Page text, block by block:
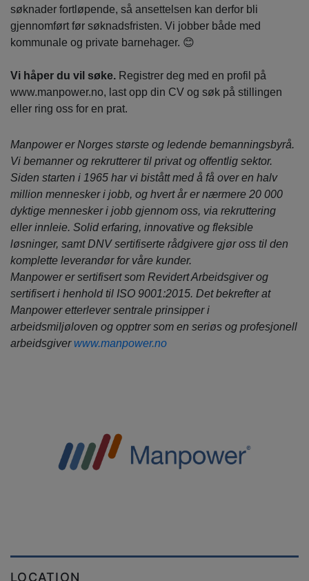
søknader fortløpende, så ansettelsen kan derfor bli
gjennomført før søknadsfristen. Vi jobber både med
kommunale og private barnehager. 😊
Vi håper du vil søke. Registrer deg med en profil på
www.manpower.no, last opp din CV og søk på stillingen
eller ring oss for en prat.
Manpower er Norges største og ledende bemanningsbyrå.
Vi bemanner og rekrutterer til privat og offentlig sektor.
Siden starten i 1965 har vi bistått med å få over en halv
million mennesker i jobb, og hvert år er nærmere 20 000
dyktige mennesker i jobb gjennom oss, via rekruttering
eller innleie. Solid erfaring, innovative og fleksible
løsninger, samt DNV sertifiserte rådgivere gjør oss til den
komplette leverandør for våre kunder.
Manpower er sertifisert som Revidert Arbeidsgiver og
sertifisert i henhold til ISO 9001:2015. Det bekrefter at
Manpower etterlever sentrale prinsipper i
arbeidsmiljøloven og opptrer som en seriøs og profesjonell
arbeidsgiver www.manpower.no
LOCATION